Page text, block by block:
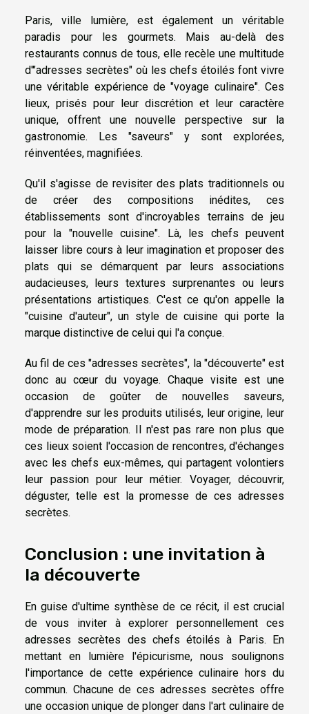
Paris, ville lumière, est également un véritable
paradis pour les gourmets. Mais au-delà des
restaurants connus de tous, elle recèle une multitude
d'"adresses secrètes" où les chefs étoilés font vivre
une véritable expérience de "voyage culinaire". Ces
lieux, prisés pour leur discrétion et leur caractère
unique, offrent une nouvelle perspective sur la
gastronomie. Les "saveurs" y sont explorées,
réinventées, magnifiées.
Qu'il s'agisse de revisiter des plats traditionnels ou
de créer des compositions inédites, ces
établissements sont d'incroyables terrains de jeu
pour la "nouvelle cuisine". Là, les chefs peuvent
laisser libre cours à leur imagination et proposer des
plats qui se démarquent par leurs associations
audacieuses, leurs textures surprenantes ou leurs
présentations artistiques. C'est ce qu'on appelle la
"cuisine d'auteur", un style de cuisine qui porte la
marque distinctive de celui qui l'a conçue.
Au fil de ces "adresses secrètes", la "découverte" est
donc au cœur du voyage. Chaque visite est une
occasion de goûter de nouvelles saveurs,
d'apprendre sur les produits utilisés, leur origine, leur
mode de préparation. Il n'est pas rare non plus que
ces lieux soient l'occasion de rencontres, d'échanges
avec les chefs eux-mêmes, qui partagent volontiers
leur passion pour leur métier. Voyager, découvrir,
déguster, telle est la promesse de ces adresses
secrètes.
Conclusion : une invitation à
la découverte
En guise d'ultime synthèse de ce récit, il est crucial
de vous inviter à explorer personnellement ces
adresses secrètes des chefs étoilés à Paris. En
mettant en lumière l'épicurisme, nous soulignons
l'importance de cette expérience culinaire hors du
commun. Chacune de ces adresses secrètes offre
une occasion unique de plonger dans l'art culinaire de